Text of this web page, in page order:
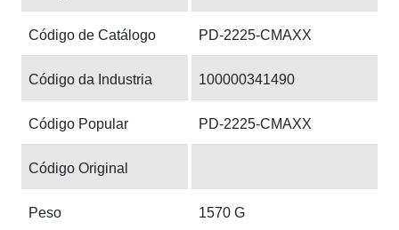
Código de Catálogo PD-2225-CMAXX
Código da Industria 100000341490
Código Popular PD-2225-CMAXX
Código Original
Peso 1570 G